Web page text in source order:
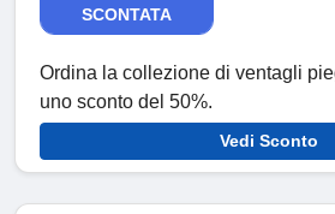
SCONTATA
Ordina la collezione di ventagli
uno sconto del 50%.
Vedi Sconto